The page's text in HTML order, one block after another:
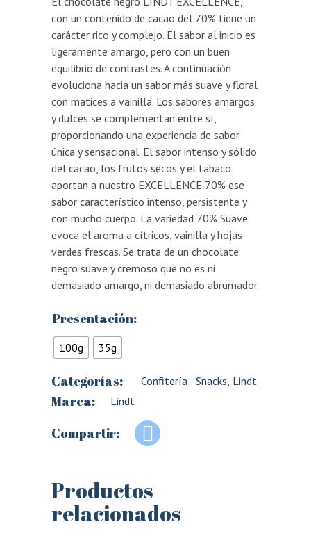
con un contenido de cacao del 70% tiene un
carácter rico y complejo. El sabor al inicio es
ligeramente amargo, pero con un buen
equilibrio de contrastes. A continuación
evoluciona hacia un sabor más suave y floral
con matices a vainilla. Los sabores amargos
y dulces se complementan entre sí,
proporcionando una experiencia de sabor
única y sensacional. El sabor intenso y sólido
del cacao, los frutos secos y el tabaco
aportan a nuestro EXCELLENCE 70% ese
sabor característico intenso, persistente y
con mucho cuerpo. La variedad 70% Suave
evoca el aroma a cítricos, vainilla y hojas
verdes frescas. Se trata de un chocolate
negro suave y cremoso que no es ni
demasiado amargo, ni demasiado abrumador.
Presentación:
100g 35g
Categorías: Confitería - Snacks, Lindt
Marca: Lindt
Compartir:
Productos
relacionados